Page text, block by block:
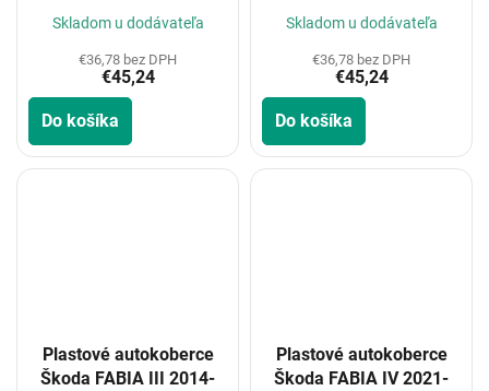
Skladom u dodávateľa
€36,78 bez DPH
€45,24
Do košíka
Skladom u dodávateľa
€36,78 bez DPH
€45,24
Do košíka
Plastové autokoberce
Škoda FABIA III 2014-
Plastové autokoberce
Škoda FABIA IV 2021-